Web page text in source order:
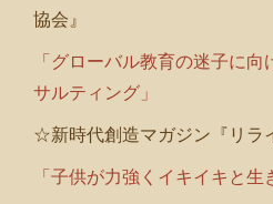
協会』
「グローバル教育の迷子に
サルティング」
☆新時代創造マガジン『リラ
「子供が力強くイキイキと生